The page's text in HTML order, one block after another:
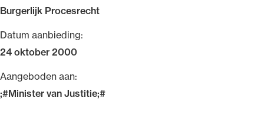
Burgerlijk Procesrecht
Datum aanbieding:
24 oktober 2000
Aangeboden aan:
;#Minister van Justitie;#